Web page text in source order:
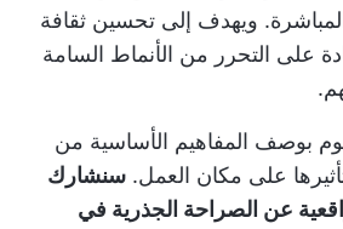
ويهدف إلى تحسين ثقافة
على التحرر من الأنماط السامة
بوصف المفاهيم الأساسية من
على مكان العمل. سنشارك
عن الصراحة الجذرية في